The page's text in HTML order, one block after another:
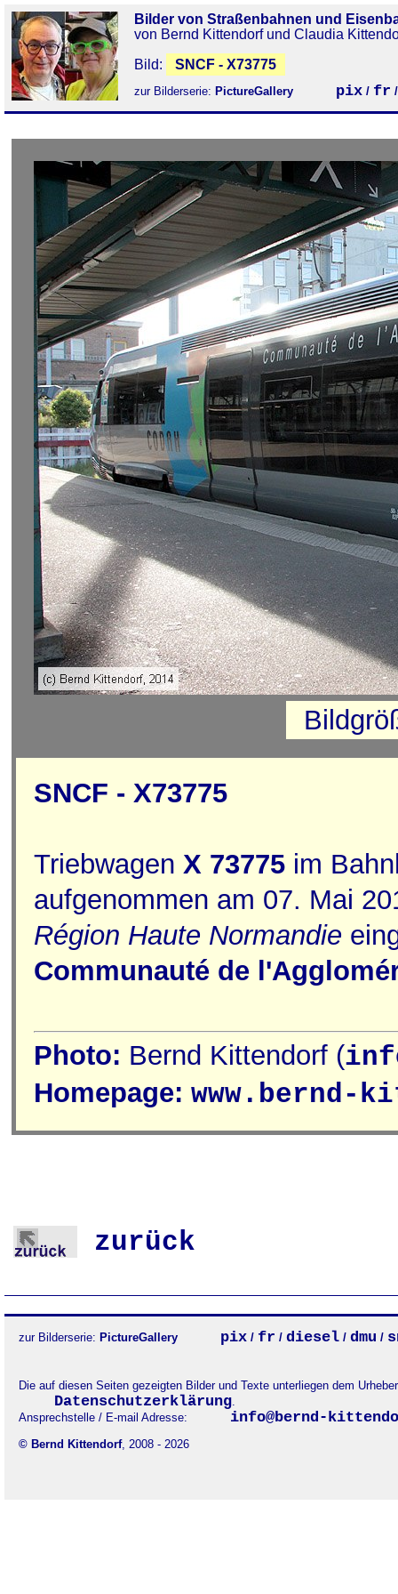
Bilder von Straßenbahnen und
von Bernd Kittendorf und Claudia
Bild:
SNCF - X73775
zur Bilderserie: PictureGallery pix / fr
SNCF - X73775
Triebwagen X 73775 im
aufgenommen am 07. Mai
Région Haute Normandie
Communauté de
Photo: Bernd Kittendorf (
Homepage: www.bernd-
zurück
zur Bilderserie: PictureGallery pix / fr / diesel / dmu /
Die auf diesen Seiten gezeigten Bilder und Texte unterliegen dem
Datenschutzerklärung.
Ansprechstelle / E-mail Adresse:
info@bernd-
© Bernd Kittendorf, 2008 - 2026